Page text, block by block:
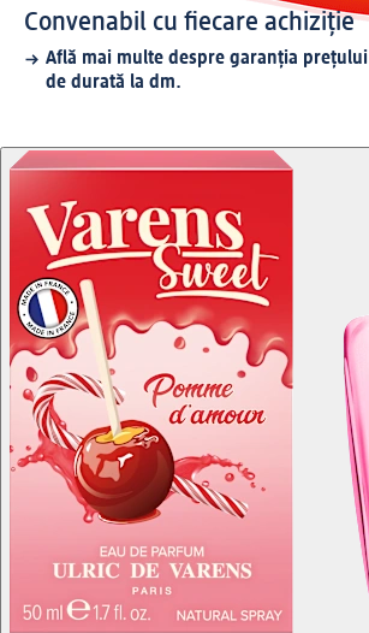
Convenabil cu fiecare achiziție
Află mai multe despre garanția prețului
de durată la dm.